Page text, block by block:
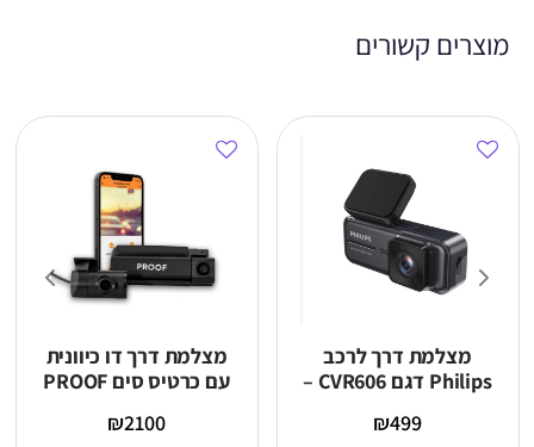
מוצרים קשורים
מצלמת דרך לרכב
Philips דגם CVR606 –
WiFi, ראיית לילה וזווית
₪499
מצלמת דרך דו כיוונית
עם כרטיס סים PROOF
₪2100